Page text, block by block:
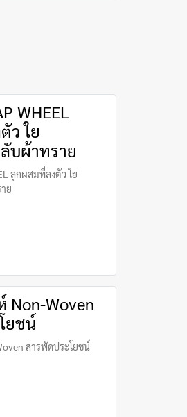
WHEEL
ว ใย
บผ้าทราย
ลูกผสมที่ลงตัว ใย
ย
Non-Woven
ยชน์
สารพัดประโยชน์